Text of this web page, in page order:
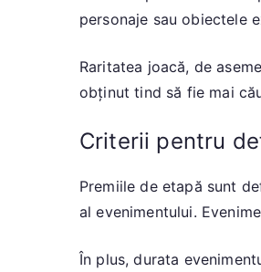
personaje sau obiectele
Raritatea joacă, de
obținut tind să fie mai
Criterii pentru
Premiile de etapă sunt
al evenimentului.
În plus, durata